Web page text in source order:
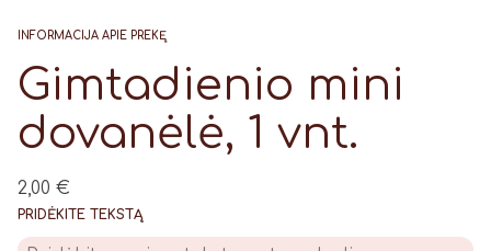
INFORMACIJA APIE PREKĘ
Gimtadienio mini
dovanėlė, 1 vnt.
2,00 €
PRIDĖKITE TEKSTĄ